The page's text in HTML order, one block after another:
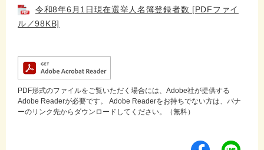
令和8年6月1日現在選挙人名簿登録者数 [PDFファイ
ル／98KB]
PDF形式のファイルをご覧いただく場合には、Adobe社が提供する
Adobe Readerが必要です。
Adobe Readerをお持ちでない方は、バナ
ーのリンク先からダウンロードしてください。（無料）